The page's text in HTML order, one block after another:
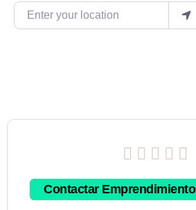
Enter your location
    
0
Contactar Emprendimiento